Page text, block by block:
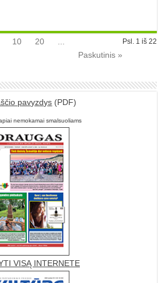
Psl. 1 iš 22
10 20
Paskutinis »
pavyzdys (PDF)
nemokamai smalsuoliams
VISĄ INTERNETE